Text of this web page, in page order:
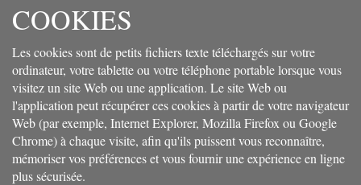
COOKIES
Les cookies sont de petits fichiers texte téléchargés sur votre
ordinateur, votre tablette ou votre téléphone portable lorsque vous
visitez un site Web ou une application. Le site Web ou
l'application peut récupérer ces cookies à partir de votre navigateur
Web (par exemple, Internet Explorer, Mozilla Firefox ou Google
Chrome) à chaque visite, afin qu'ils puissent vous reconnaître,
mémoriser vos préférences et vous fournir une expérience en ligne
plus sécurisée.